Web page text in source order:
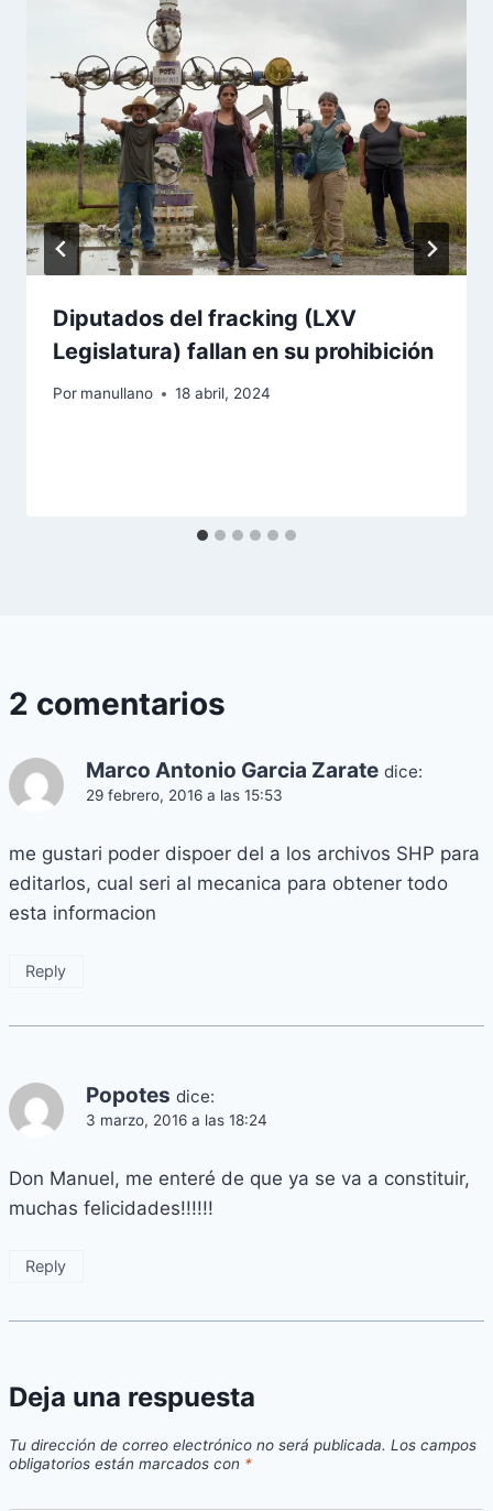
Diputados del fracking (LXV
Legislatura) fallan en su prohibición
Por manullano 18 abril, 2024
2 comentarios
Marco Antonio Garcia Zarate dice:
29 febrero, 2016 a las 15:53
me gustari poder dispoer del a los archivos SHP para
editarlos, cual seri al mecanica para obtener todo
esta informacion
Reply
Popotes dice:
3 marzo, 2016 a las 18:24
Don Manuel, me enteré de que ya se va a constituir,
muchas felicidades!!!!!!
Reply
Deja una respuesta
Tu dirección de correo electrónico no será publicada. Los campos
obligatorios están marcados con *